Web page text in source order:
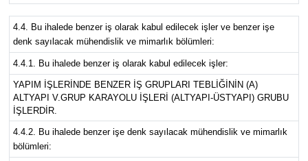
4.4. Bu ihalede benzer iş olarak kabul edilecek işler ve benzer işe
denk sayılacak mühendislik ve mimarlık bölümleri:
4.4.1. Bu ihalede benzer iş olarak kabul edilecek işler:
YAPIM İŞLERİNDE BENZER İŞ GRUPLARI TEBLİĞİNİN (A)
ALTYAPI V.GRUP KARAYOLU İŞLERİ (ALTYAPI-ÜSTYAPI) GRUBU
İŞLERDİR.
4.4.2. Bu ihalede benzer işe denk sayılacak mühendislik ve mimarlık
bölümleri: